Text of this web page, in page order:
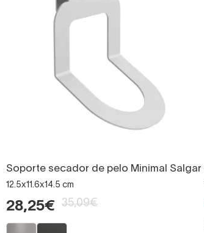
Soporte secador de pelo Minimal Salgar
12.5x11.6x14.5 cm
28,25€ 35,09€